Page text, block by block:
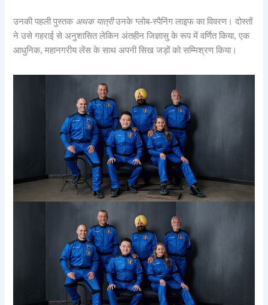
उनकी पहली पुस्तक अथक यात्रीउनके ग्लोब-स्पैनिंग लाइफ का विवरण। दोस्तों
ने उसे गहराई से अनुशासित लेकिन अंतहीन जिज्ञासु के रूप में वर्णित किया, एक
आधुनिक, महानगरीय लेंस के साथ अपनी सिख जड़ों को सम्मिश्रण किया।